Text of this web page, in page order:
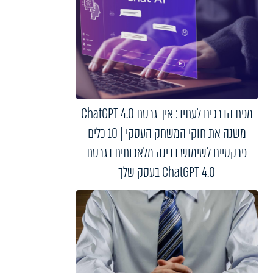
מפת הדרכים לעתיד: איך גרסת ChatGPT 4.0
משנה את חוקי המשחק העסקי | 10 כלים
פרקטיים לשימוש בבינה מלאכותית בגרסת
ChatGPT 4.0 בעסק שלך